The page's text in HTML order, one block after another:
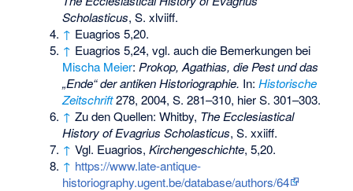
Scholasticus, S. xlviiff.
↑ Euagrios 5,20.
↑ Euagrios 5,24, vgl. auch die Bemerkungen bei
Mischa Meier: Prokop, Agathias, die Pest und das
„Ende“ der antiken Historiographie. In:Historische
Zeitschrift278, 2004, S. 281–310, hier S. 301–303.
↑ Zu den Quellen: Whitby, The Ecclesiastical
History of Evagrius Scholasticus, S. xxiiff.
↑ Vgl. Euagrios,Kirchengeschichte, 5,20.
↑ https://www.late-antique-
historiography.ugent.be/database/authors/64